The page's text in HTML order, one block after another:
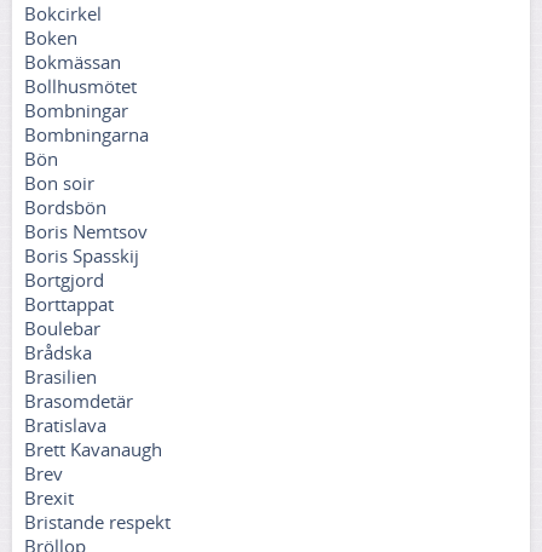
Bokcirkel
Boken
Bokmässan
Bollhusmötet
Bombningar
Bombningarna
Bön
Bon soir
Bordsbön
Boris Nemtsov
Boris Spasskij
Bortgjord
Borttappat
Boulebar
Brådska
Brasilien
Brasomdetär
Bratislava
Brett Kavanaugh
Brev
Brexit
Bristande respekt
Bröllop